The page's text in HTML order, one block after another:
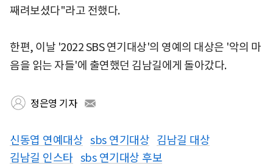
째려보셨다"라고 전했다.
한편, 이날 '2022 SBS 연기대상'의 영예의 대상은 '악의 마
음을 읽는 자들'에 출연했던 김남길에게 돌아갔다.
정은영 기자
신동엽 연예대상 sbs 연기대상 김남길 대상
김남길 인스타 sbs 연기대상 후보